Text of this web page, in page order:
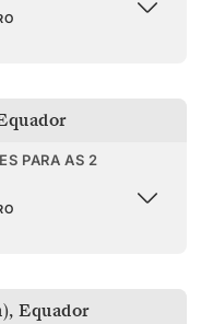
PARA AS 2
, Equador